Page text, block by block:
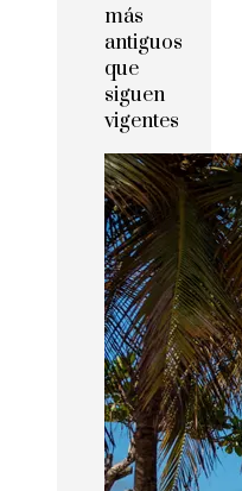
más
antiguos
que
siguen
vigentes